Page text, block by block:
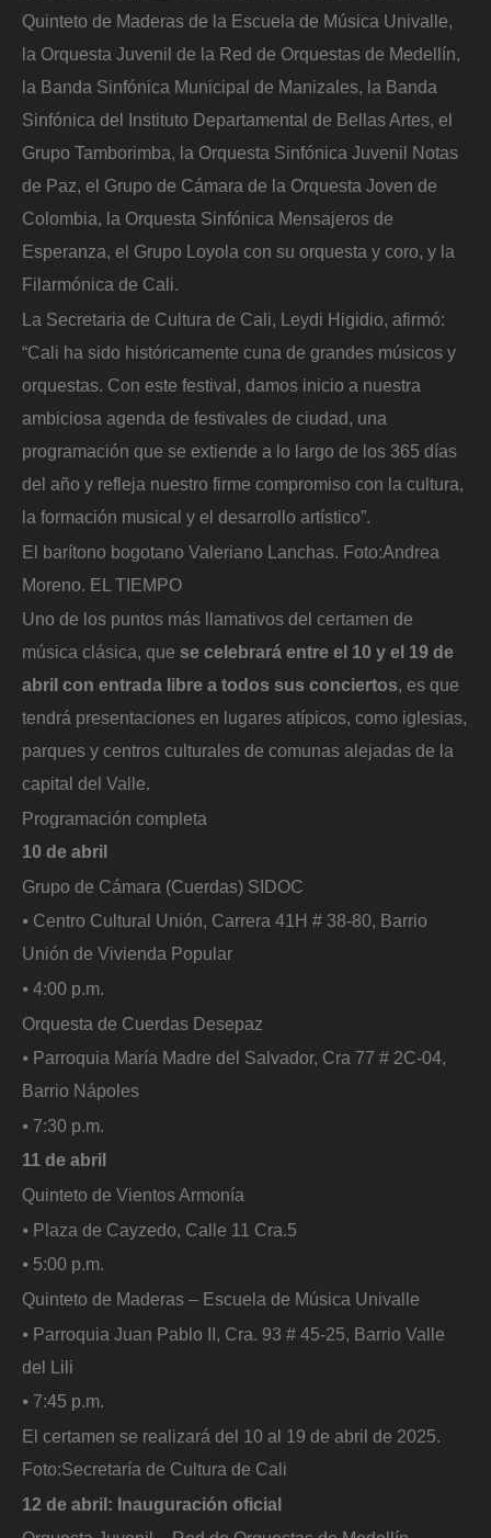
Quinteto de Maderas de la Escuela de Música Univalle,
la Orquesta Juvenil de la Red de Orquestas de Medellín,
la Banda Sinfónica Municipal de Manizales, la Banda
Sinfónica del Instituto Departamental de Bellas Artes, el
Grupo Tamborimba, la Orquesta Sinfónica Juvenil Notas
de Paz, el Grupo de Cámara de la Orquesta Joven de
Colombia, la Orquesta Sinfónica Mensajeros de
Esperanza, el Grupo Loyola con su orquesta y coro, y la
Filarmónica de Cali.
La Secretaria de Cultura de Cali, Leydi Higidio, afirmó:
“Cali ha sido históricamente cuna de grandes músicos y
orquestas. Con este festival, damos inicio a nuestra
ambiciosa agenda de festivales de ciudad, una
programación que se extiende a lo largo de los 365 días
del año y refleja nuestro firme compromiso con la cultura,
la formación musical y el desarrollo artístico”.
El barítono bogotano Valeriano Lanchas. Foto:Andrea
Moreno. EL TIEMPO
Uno de los puntos más llamativos del certamen de
música clásica, que se celebrará entre el 10 y el 19 de
abril con entrada libre a todos sus conciertos, es que
tendrá presentaciones en lugares atípicos, como iglesias,
parques y centros culturales de comunas alejadas de la
capital del Valle.
Programación completa
10 de abril
Grupo de Cámara (Cuerdas) SIDOC
⦁ Centro Cultural Unión, Carrera 41H # 38-80, Barrio
Unión de Vivienda Popular
⦁ 4:00 p.m.
Orquesta de Cuerdas Desepaz
⦁ Parroquia María Madre del Salvador, Cra 77 # 2C-04,
Barrio Nápoles
⦁ 7:30 p.m.
11 de abril
Quinteto de Vientos Armonía
⦁ Plaza de Cayzedo, Calle 11 Cra.5
⦁ 5:00 p.m.
Quinteto de Maderas – Escuela de Música Univalle
⦁ Parroquia Juan Pablo II, Cra. 93 # 45-25, Barrio Valle
del Lili
⦁ 7:45 p.m.
El certamen se realizará del 10 al 19 de abril de 2025.
Foto:Secretaría de Cultura de Cali
12 de abril: Inauguración oficial